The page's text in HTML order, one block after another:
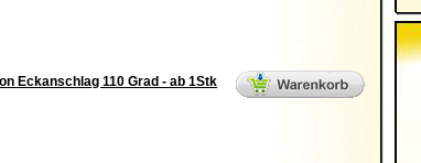
Eckanschlag 110 Grad - ab 1Stk